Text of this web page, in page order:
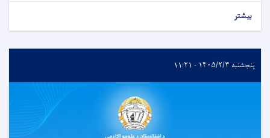
بیشتر
پنجشنبه ۱۴۰۵/۲/۳ - ۱۱:۲۱